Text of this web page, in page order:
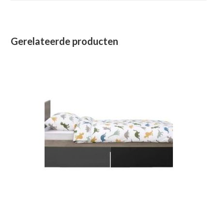
Gerelateerde producten